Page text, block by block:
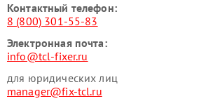
Контактный телефон:
8 (800) 301-55-83
Электронная почта:
info@tcl-fixer.ru
для юридических лиц
manager@fix-tcl.ru